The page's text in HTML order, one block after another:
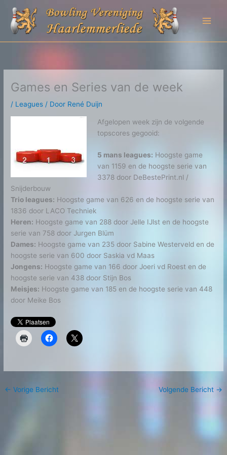
naar
Games en Series van de week
/ Leagues / Door René Duijn
Afgelopen week zijn de volgende
topscores gegooid:
5 mans leagues: Hoogste game
van 1159 en de hoogste serie van
3378 door DeBestePrint.nl /
Snijderbouw
Trio leagues: Hoogste game van 626 en de hoogste serie van
1836 door LACO Techniek
Heren: Hoogste game van 288 door Jelle IJlst en de hoogste
serie van 758 door Jurgen Blüm
Dames: Hoogste game van 235 door Sabine Westerveld en de
hoogste serie van 600 door Saskia vd Maas
Jongens: Hoogste game van 166 door Joeri vd Roest en de
hoogste serie van 438 door Stijn Bos
Meisjes: Hoogste game van 185 en de hoogste serie van 448
door Meike Bos
← Vorige Bericht Volgende Bericht →